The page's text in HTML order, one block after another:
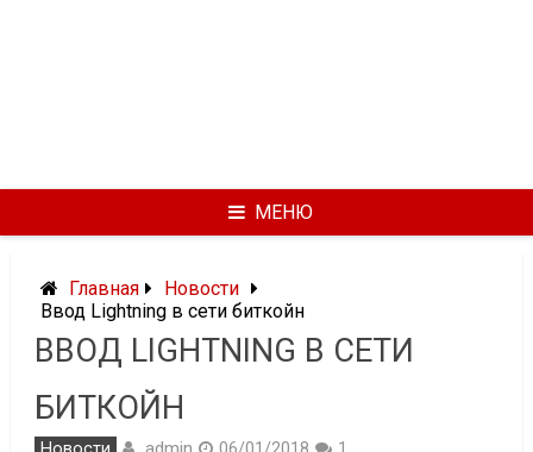
МЕНЮ
Главная
Новости
Ввод Lightning в сети биткойн
ВВОД LIGHTNING В СЕТИ
БИТКОЙН